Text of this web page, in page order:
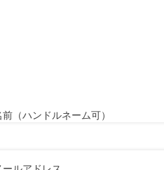
前（ハンドルネーム可）